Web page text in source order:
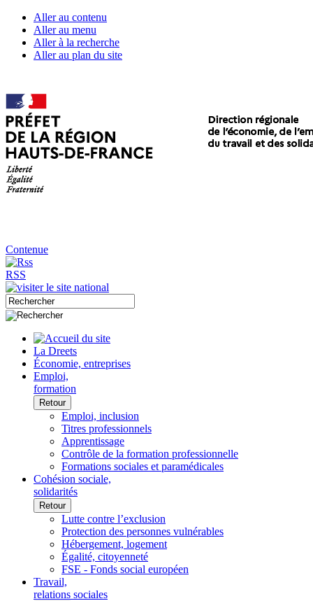
Aller au contenu
Aller au menu
Aller à la recherche
Aller au plan du site
Contenue
RSS
La Dreets
Économie, entreprises
Emploi,
formation
Retour
Emploi, inclusion
Titres professionnels
Apprentissage
Contrôle de la formation professionnelle
Formations sociales et paramédicales
Cohésion sociale,
solidarités
Retour
Lutte contre l’exclusion
Protection des personnes vulnérables
Hébergement, logement
Égalité, citoyenneté
FSE - Fonds social européen
Travail,
relations sociales